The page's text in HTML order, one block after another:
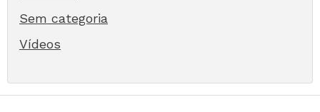
Sem categoria
Vídeos